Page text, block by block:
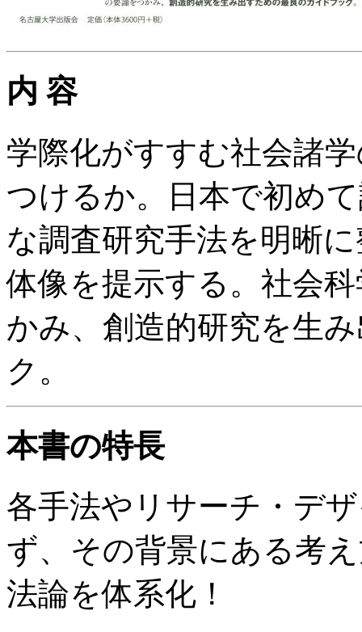
内 容
学際化がすすむ社会諸
つけるか。日本で初め
な調査研究手法を明晰
体像を提示する。社会
かみ、創造的研究を生
ク。
本書の特長
各手法やリサーチ・デ
ず、その背景にある考
法論を体系化！